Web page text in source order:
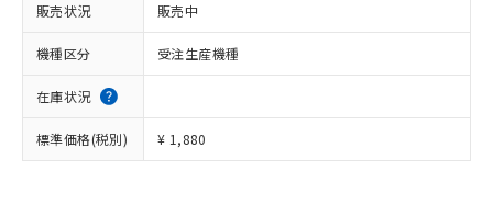
販売状況 販売中
機種区分 受注生産機種
在庫状況
標準価格(税別) ¥ 1,880